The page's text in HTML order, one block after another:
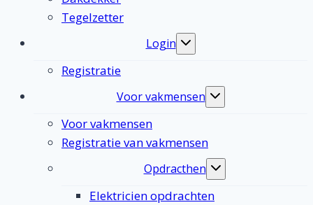
Tegelzetter
Login
Toggle
submenu
Registratie
Voor vakmensen
Toggle
submenu
Voor vakmensen
Registratie van vakmensen
Opdracthen
Toggle
submenu
Elektricien opdrachten